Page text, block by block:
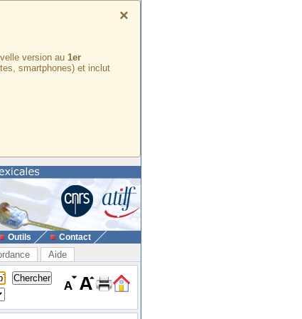
×
version au 1er
smartphones) et inclut
Outils Contact
Aide